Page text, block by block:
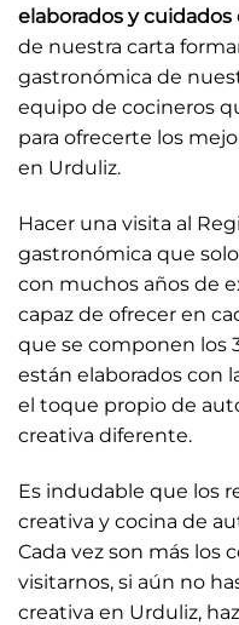
elaborados y
de nuestra carta
gastronómica de
equipo de cocineros
para ofrecerte los
en Urduliz.
Hacer una visita al
gastronómica que
con muchos años de
capaz de ofrecer en
que se componen los
están elaborados con
el toque propio de
creativa diferente.
Es indudable que los
creativa y cocina de
Cada vez son más los
visitarnos, si aún no
creativa en Urduliz,